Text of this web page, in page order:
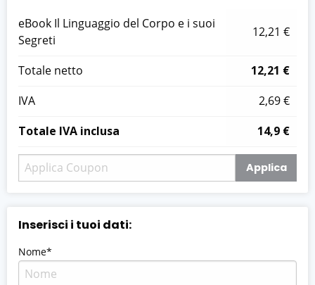
Inserisci i tuoi dati:
Nome*
eBook Il Linguaggio del Corpo e i suoi
Segreti
12,21 €
Totale netto
12,21 €
IVA
2,69 €
Totale IVA inclusa
14,9 €
Applica